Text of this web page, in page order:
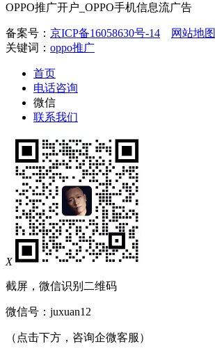
OPPO推广开户_OPPO手机信息流广告
备案号： 京ICP备16058630号-14
网站地图
关键词： oppo推广
首页
电话咨询
微信
联系我们
X
截屏，微信识别二维码
微信号： juxuan12
（点击下方，咨询企微客服）